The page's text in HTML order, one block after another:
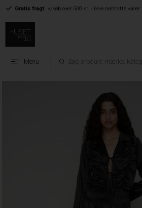
Gratis fragt v/køb over 500 kr. - ikke nedsatte varer
Menu